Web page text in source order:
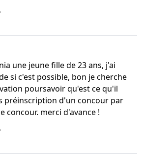
une jeune fille de 23 ans, j'ai
si c'est possible, bon je cherche
poursavoir qu'est ce qu'il
préinscription d'un concour par
concour. merci d'avance !